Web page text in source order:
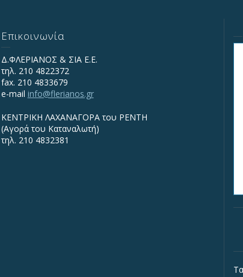
Επικοινωνία
Δ.ΦΛΕΡΙΑΝΟΣ & ΣΙΑ Ε.Ε.
τηλ. 210 4822372
fax. 210 4833679
e-mail info@flerianos.gr
ΚΕΝΤΡΙΚΗ ΛΑΧΑΝΑΓΟΡΑ του ΡΕΝΤΗ
(Αγορά του Καταναλωτή)
τηλ. 210 4832381